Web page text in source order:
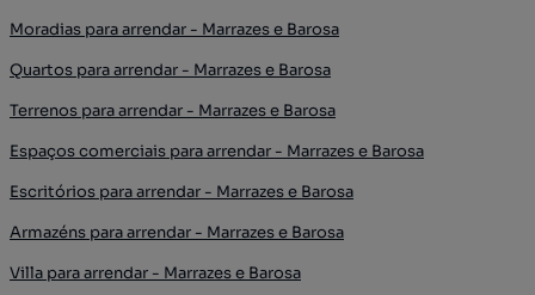
Moradias para arrendar - Marrazes e Barosa
Quartos para arrendar - Marrazes e Barosa
Terrenos para arrendar - Marrazes e Barosa
Espaços comerciais para arrendar - Marrazes e Barosa
Escritórios para arrendar - Marrazes e Barosa
Armazéns para arrendar - Marrazes e Barosa
Villa para arrendar - Marrazes e Barosa